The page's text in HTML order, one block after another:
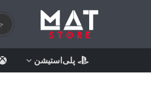
پلی‌استیشن